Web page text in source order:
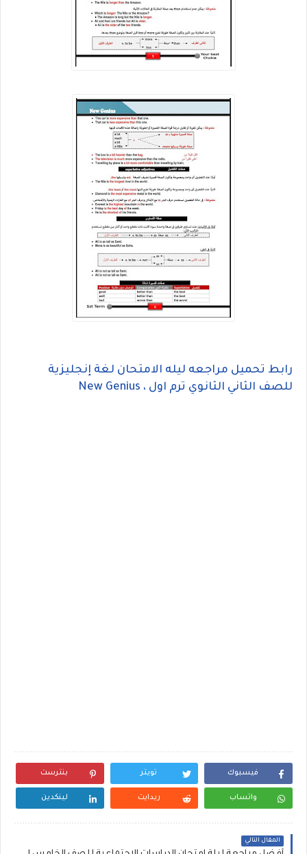
رابط تحميل مراجعه ليله الامتحان لغة إنجليزية
للصف الثاني الثانوي ترم اول ، New Genius
فيسبوك تويتر بنترست
واتساب ريدايت لينكدين
المقال التالي